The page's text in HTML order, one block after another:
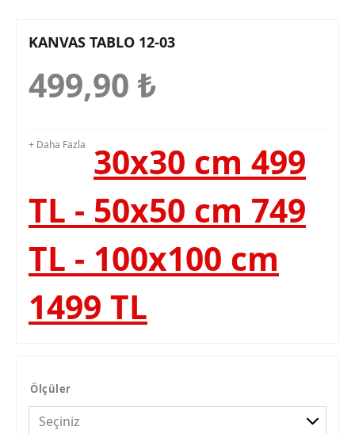
KANVAS TABLO 12-03
499,90 ₺
+ Daha Fazla
30x30 cm 499
TL - 50x50 cm 749
TL - 100x100 cm
1499 TL
Ölçüler